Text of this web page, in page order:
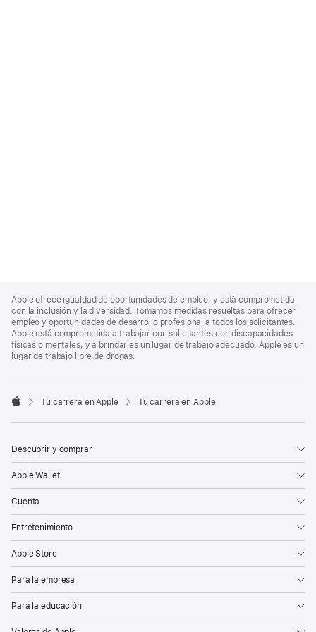
Footer
Apple ofrece igualdad de oportunidades de empleo, y está comprometida
con la inclusión y la diversidad. Tomamos medidas resueltas para ofrecer
empleo y oportunidades de desarrollo profesional a todos los solicitantes.
Apple está comprometida a trabajar con solicitantes con discapacidades
físicas o mentales, y a brindarles un lugar de trabajo adecuado. Apple es un
lugar de trabajo libre de drogas.

Tu carrera en Apple Tu carrera en Apple
Descubrir y comprar
Apple Wallet
Cuenta
Entretenimiento
Apple Store
Para la empresa
Para la educación